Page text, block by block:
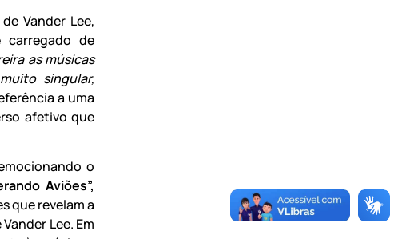
Vander Lee,
carregado de
as músicas
singular,
a uma
afetivo que
o
Aviões”,
que revelam a
Lee. Em